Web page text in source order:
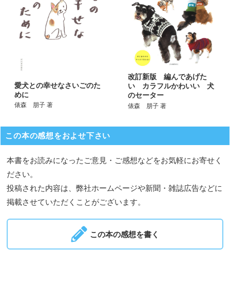
愛犬との幸せなさいごのた
めに
俵森 朋子 著
改訂新版 編んであげた
い カラフルかわいい 犬
のセーター
俵森 朋子 著
この本の感想をおよせ下さい
本書をお読みになったご意見・ご感想などをお気軽にお寄せく
ださい。
投稿された内容は、弊社ホームページや新聞・雑誌広告などに
掲載させていただくことがございます。
この本の感想を書く